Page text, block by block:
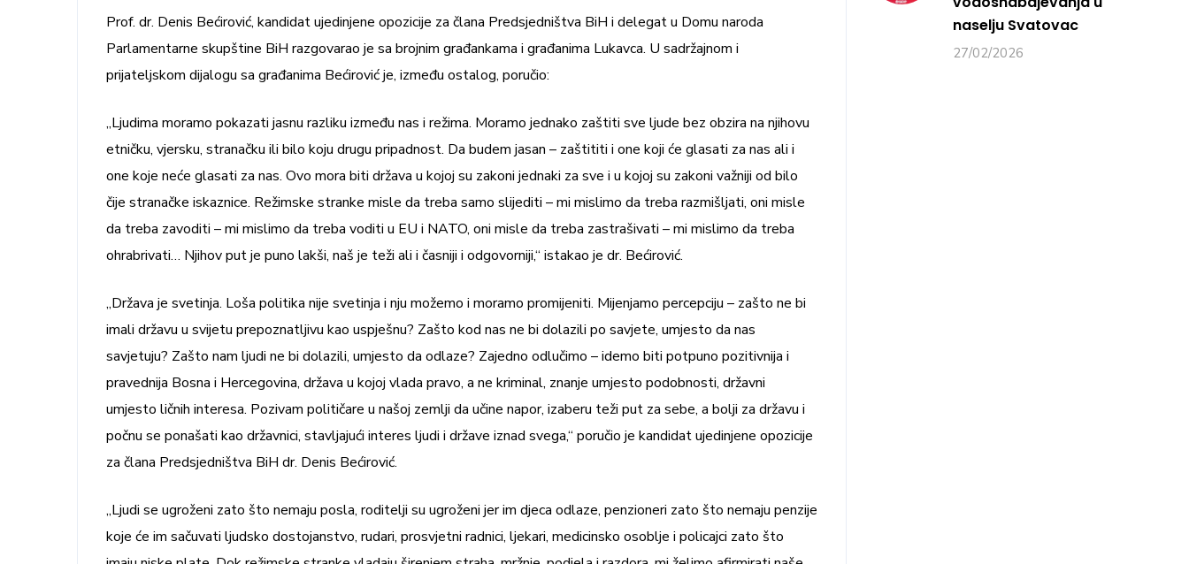
Prof. dr. Denis Bećirović, kandidat ujedinjene opozicije za člana Predsjedništva BiH i delegat u Domu naroda
Parlamentarne skupštine BiH razgovarao je sa brojnim građankama i građanima Lukavca. U sadržajnom i
prijateljskom dijalogu sa građanima Bećirović je, između ostalog, poručio:
„Ljudima moramo pokazati jasnu razliku između nas i režima. Moramo jednako zaštiti sve ljude bez obzira na njihovu
etničku, vjersku, stranačku ili bilo koju drugu pripadnost. Da budem jasan – zaštititi i one koji će glasati za nas ali i
one koje neće glasati za nas. Ovo mora biti država u kojoj su zakoni jednaki za sve i u kojoj su zakoni važniji od bilo
čije stranačke iskaznice. Režimske stranke misle da treba samo slijediti – mi mislimo da treba razmišljati, oni misle
da treba zavoditi – mi mislimo da treba voditi u EU i NATO, oni misle da treba zastrašivati – mi mislimo da treba
ohrabrivati… Njihov put je puno lakši, naš je teži ali i časniji i odgovorniji,“ istakao je dr. Bećirović.
„Država je svetinja. Loša politika nije svetinja i nju možemo i moramo promijeniti. Mijenjamo percepciju – zašto ne bi
imali državu u svijetu prepoznatljivu kao uspješnu? Zašto kod nas ne bi dolazili po savjete, umjesto da nas
savjetuju? Zašto nam ljudi ne bi dolazili, umjesto da odlaze? Zajedno odlučimo – idemo biti potpuno pozitivnija i
pravednija Bosna i Hercegovina, država u kojoj vlada pravo, a ne kriminal, znanje umjesto podobnosti, državni
umjesto ličnih interesa. Pozivam političare u našoj zemlji da učine napor, izaberu teži put za sebe, a bolji za državu i
počnu se ponašati kao državnici, stavljajući interes ljudi i države iznad svega,“ poručio je kandidat ujedinjene opozicije
za člana Predsjedništva BiH dr. Denis Bećirović.
„Ljudi se ugroženi zato što nemaju posla, roditelji su ugroženi jer im djeca odlaze, penzioneri zato što nemaju penzije
koje će im sačuvati ljudsko dostojanstvo, rudari, prosvjetni radnici, ljekari, medicinsko osoblje i policajci zato što
naselju Svatovac
27/02/2026